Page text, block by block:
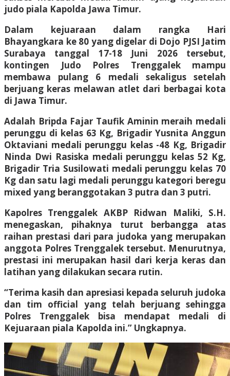
judo piala Kapolda Jawa Timur.
Dalam kejuaraan dalam rangka Hari
Bhayangkara ke 80 yang digelar di Dojo PJSI Jatim
Surabaya tanggal 17-18 Juni 2026 tersebut,
kontingen Judo Polres Trenggalek mampu
membawa pulang 6 medali sekaligus setelah
berjuang keras melawan atlet dari berbagai kota
di Jawa Timur.
Adalah Bripda Fajar Taufik Aminin meraih medali
perunggu di kelas 63 Kg, Brigadir Yusnita Anggun
Oktaviani medali perunggu kelas -48 Kg, Brigadir
Ninda Dwi Rasiska medali perunggu kelas 52 Kg,
Brigadir Tria Susilowati medali perunggu kelas 70
Kg dan satu lagi medali perunggu kategori beregu
mixed yang beranggotakan 3 putra dan 3 putri.
Kapolres Trenggalek AKBP Ridwan Maliki, S.H.
menegaskan, pihaknya turut berbangga atas
raihan prestasi dari para judoka yang merupakan
anggota Polres Trenggalek tersebut. Menurutnya,
prestasi ini merupakan hasil dari kerja keras dan
latihan yang dilakukan secara rutin.
“Terima kasih dan apresiasi kepada seluruh judoka
dan tim official yang telah berjuang sehingga
Polres Trenggalek bisa mendapat medali di
Kejuaraan piala Kapolda ini.” Ungkapnya.